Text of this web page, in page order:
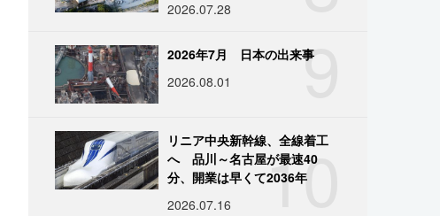
2026.07.28
9
2026年7月 日本の出来事
2026.08.01
10
リニア中央新幹線、全線着工
へ 品川～名古屋が最速40
分、開業は早くて2036年
2026.07.16